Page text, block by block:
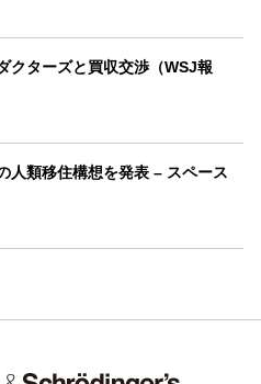
クターズと買収交渉（WSJ報
人類移住構想を発表 – スペース